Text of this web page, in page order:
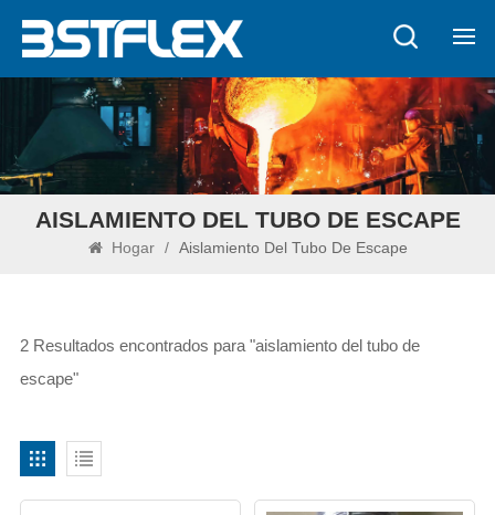
AISLAMIENTO DEL TUBO DE ESCAPE
Hogar / Aislamiento Del Tubo De Escape
2 Resultados encontrados para "aislamiento del tubo de
escape"